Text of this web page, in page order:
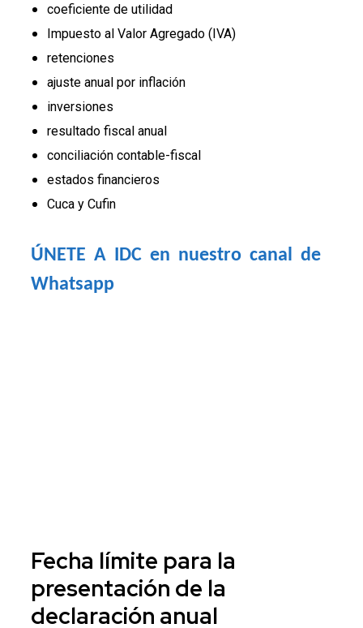
coeficiente de utilidad
Impuesto al Valor Agregado (IVA)
retenciones
ajuste anual por inflación
inversiones
resultado fiscal anual
conciliación contable-fiscal
estados financieros
Cuca y Cufin
ÚNETE A IDC en nuestro canal de
Whatsapp
Fecha límite para la
presentación de la
declaración anual